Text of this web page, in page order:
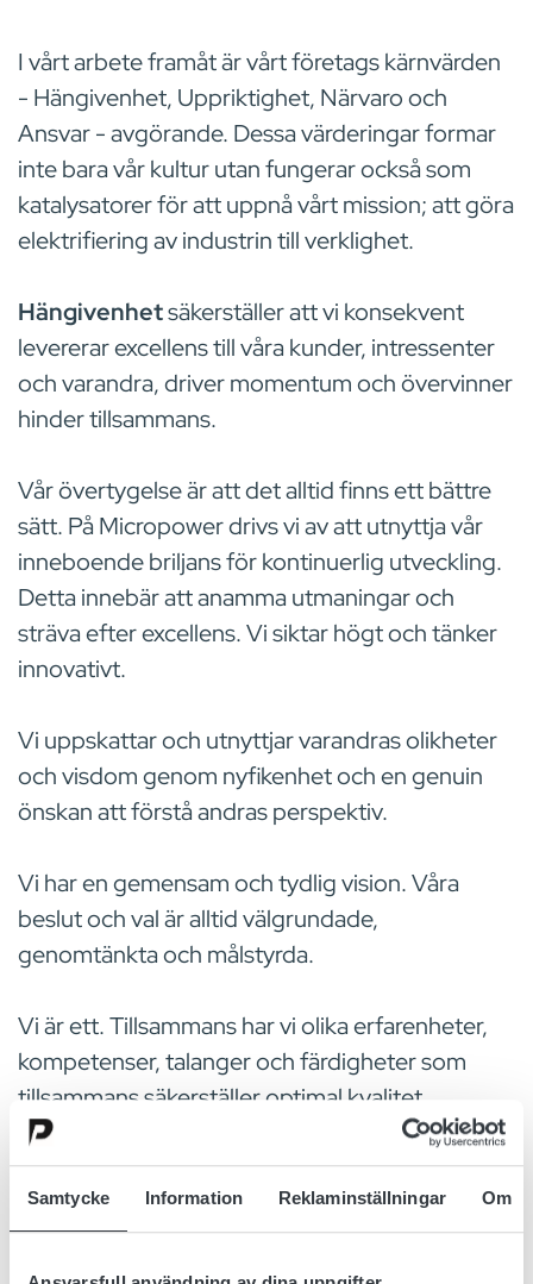
Samtycke Information Reklaminställningar Om
I vårt arbete framåt är vårt företags kärnvärden
- Hängivenhet, Uppriktighet, Närvaro och
Ansvar - avgörande. Dessa värderingar formar
inte bara vår kultur utan fungerar också som
katalysatorer för att uppnå vårt mission; att göra
elektrifiering av industrin till verklighet.
Hängivenhetsäkerställer att vi konsekvent
levererar excellens till våra kunder, intressenter
och varandra, driver momentum och övervinner
hinder tillsammans.
Vår övertygelse är att det alltid finns ett bättre
sätt. På Micropower drivs vi av att utnyttja vår
inneboende briljans för kontinuerlig utveckling.
Detta innebär att anamma utmaningar och
sträva efter excellens. Vi siktar högt och tänker
innovativt.
Vi uppskattar och utnyttjar varandras olikheter
och visdom genom nyfikenhet och en genuin
önskan att förstå andras perspektiv.
Vi har en gemensam och tydlig vision. Våra
beslut och val är alltid välgrundade,
genomtänkta och målstyrda.
Vi är ett. Tillsammans har vi olika erfarenheter,
kompetenser, talanger och färdigheter som
tillsammans säkerställer optimal kvalitet.
Möt Andreas Olsson, produktionsledare i vår
laddarproduktion, när han definierar vad
Hängivenhet betyder för oss på Micropower.